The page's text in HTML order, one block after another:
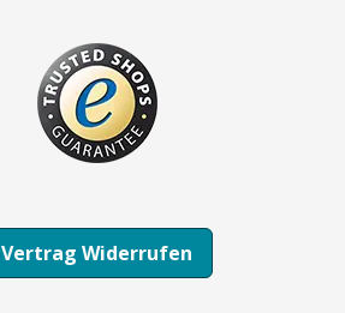
Vertrag Widerrufen